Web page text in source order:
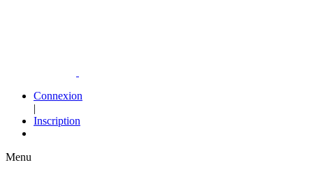
Connexion
|
Inscription
Menu